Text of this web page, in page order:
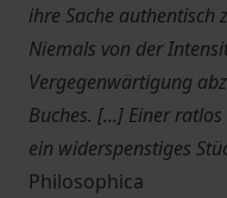
ihre Sache authentisch
Niemals von der
Vergegenwärtigung
Buches. [...] Einer
ein widerspenstiges
Philosophica